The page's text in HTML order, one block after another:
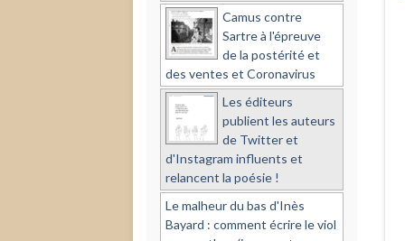
Camus contre
Sartre à l'épreuve
de la postérité et
des ventes et Coronavirus
Les éditeurs
publient les auteurs
de Twitter et
d'Instagram influents et
relancent la poésie !
Le malheur du bas d'Inès
Bayard : comment écrire le viol